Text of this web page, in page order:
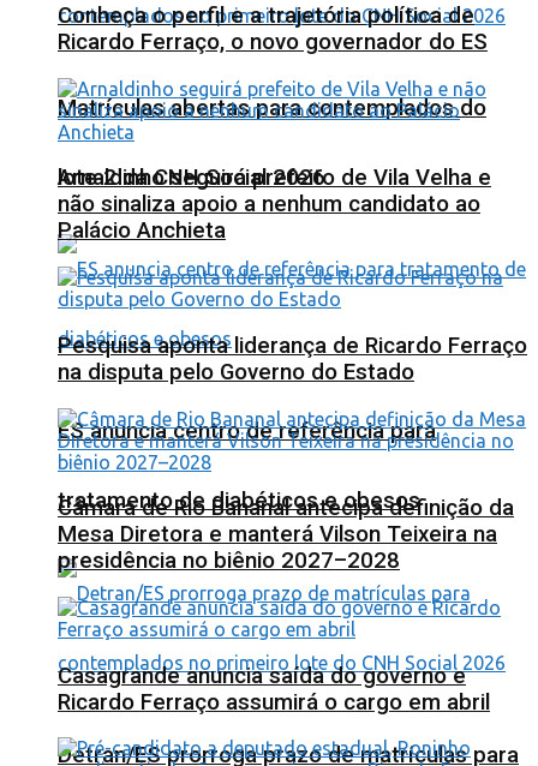
Matrículas abertas para contemplados do
lote 2 da CNH Social 2026
ES anuncia centro de referência para
tratamento de diabéticos e obesos
Detran/ES prorroga prazo de matrículas para
Conheça o perfil e a trajetória política de
Ricardo Ferraço, o novo governador do ES
Arnaldinho seguirá prefeito de Vila Velha e
não sinaliza apoio a nenhum candidato ao
Palácio Anchieta
Pesquisa aponta liderança de Ricardo Ferraço
na disputa pelo Governo do Estado
Câmara de Rio Bananal antecipa definição da
Mesa Diretora e manterá Vilson Teixeira na
presidência no biênio 2027–2028
Casagrande anuncia saída do governo e
Ricardo Ferraço assumirá o cargo em abril